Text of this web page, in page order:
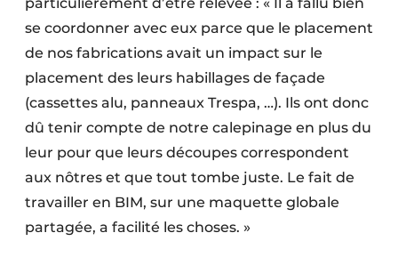
se coordonner avec eux parce que le placement
de nos fabrications avait un impact sur le
placement des leurs habillages de façade
(cassettes alu, panneaux Trespa, …). Ils ont donc
dû tenir compte de notre calepinage en plus du
leur pour que leurs découpes correspondent
aux nôtres et que tout tombe juste. Le fait de
travailler en BIM, sur une maquette globale
partagée, a facilité les choses. »